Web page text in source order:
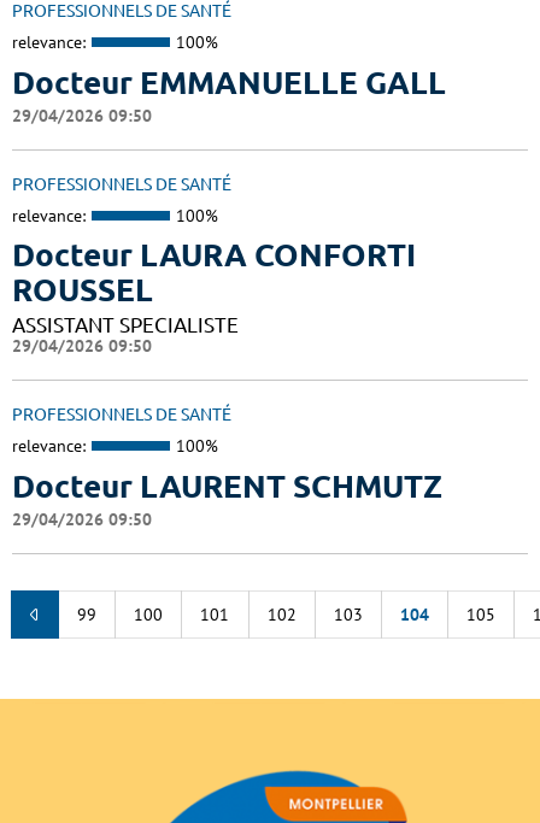
PROFESSIONNELS DE SANTÉ
relevance: 100%
Docteur EMMANUELLE GALL
29/04/2026 09:50
PROFESSIONNELS DE SANTÉ
relevance: 100%
Docteur LAURA CONFORTI
ROUSSEL
ASSISTANT SPECIALISTE
29/04/2026 09:50
PROFESSIONNELS DE SANTÉ
relevance: 100%
Docteur LAURENT SCHMUTZ
29/04/2026 09:50
99 100 101 102 103 104 105